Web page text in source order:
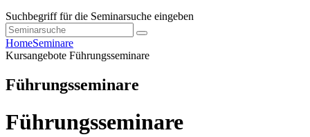
Suchbegriff für die Seminarsuche eingeben
HomeSeminare
Kursangebote Führungsseminare
Führungsseminare
Führungsseminare